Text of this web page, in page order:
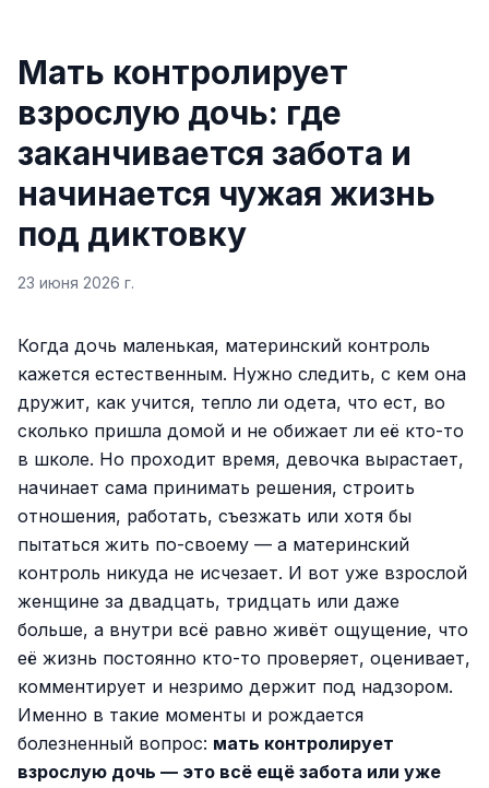
Мать контролирует
взрослую дочь: где
заканчивается забота и
начинается чужая жизнь
под диктовку
23 июня 2026 г.
Когда дочь маленькая, материнский контроль
кажется естественным. Нужно следить, с кем она
дружит, как учится, тепло ли одета, что ест, во
сколько пришла домой и не обижает ли её кто-то
в школе. Но проходит время, девочка вырастает,
начинает сама принимать решения, строить
отношения, работать, съезжать или хотя бы
пытаться жить по-своему — а материнский
контроль никуда не исчезает. И вот уже взрослой
женщине за двадцать, тридцать или даже
больше, а внутри всё равно живёт ощущение, что
её жизнь постоянно кто-то проверяет, оценивает,
комментирует и незримо держит под надзором.
Именно в такие моменты и рождается
болезненный вопрос: мать контролирует
взрослую дочь — это всё ещё забота или уже